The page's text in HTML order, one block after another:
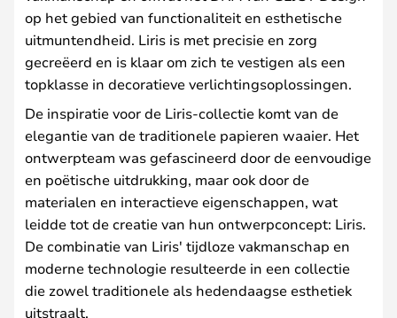
op het gebied van functionaliteit en esthetische
uitmuntendheid. Liris is met precisie en zorg
gecreëerd en is klaar om zich te vestigen als een
topklasse in decoratieve verlichtingsoplossingen.
De inspiratie voor de Liris-collectie komt van de
elegantie van de traditionele papieren waaier. Het
ontwerpteam was gefascineerd door de eenvoudige
en poëtische uitdrukking, maar ook door de
materialen en interactieve eigenschappen, wat
leidde tot de creatie van hun ontwerpconcept: Liris.
De combinatie van Liris' tijdloze vakmanschap en
moderne technologie resulteerde in een collectie
die zowel traditionele als hedendaagse esthetiek
uitstraalt.